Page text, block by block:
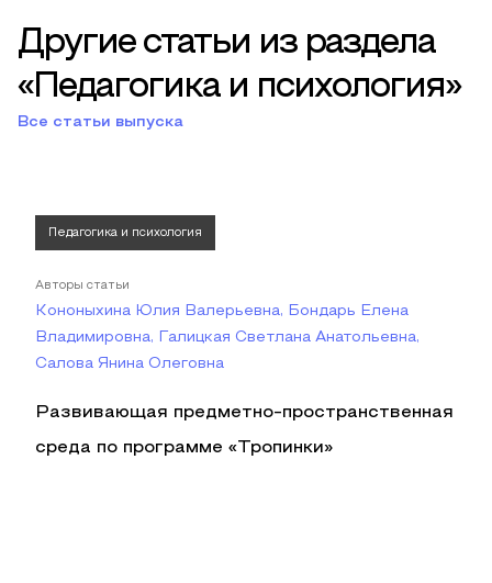
Другие статьи из раздела
«Педагогика и психология»
Все статьи выпуска
Педагогика и психология
Авторы статьи
Кононыхина Юлия Валерьевна, Бондарь Елена
Владимировна, Галицкая Светлана Анатольевна,
Салова Янина Олеговна
Развивающая предметно-пространственная
среда по программе «Тропинки»